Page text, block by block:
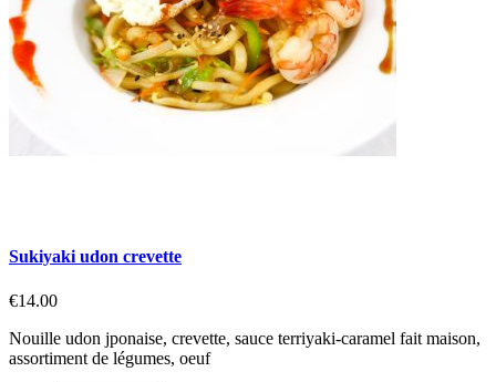
Sukiyaki udon crevette
€14.00
Nouille udon jponaise, crevette, sauce terriyaki-caramel fait maison,
assortiment de légumes, oeuf